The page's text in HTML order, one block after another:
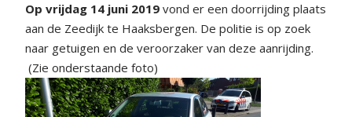
Op vrijdag 14 juni 2019 vond er een doorrijding plaats
aan de Zeedijk te Haaksbergen. De politie is op zoek
naar getuigen en de veroorzaker van deze aanrijding.
(Zie onderstaande foto)